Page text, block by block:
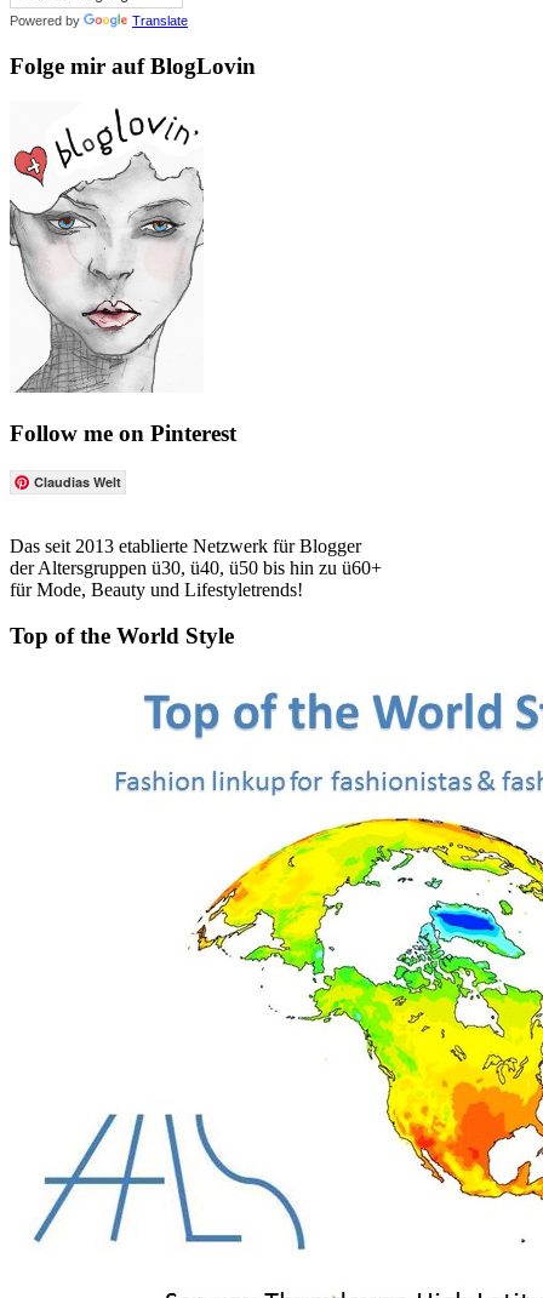
Powered by Translate
Folge mir auf BlogLovin
Follow me on Pinterest
Claudias Welt
Das seit 2013 etablierte Netzwerk für Blogger
der Altersgruppen ü30, ü40, ü50 bis hin zu ü60+
für Mode, Beauty und Lifestyletrends!
Top of the World Style